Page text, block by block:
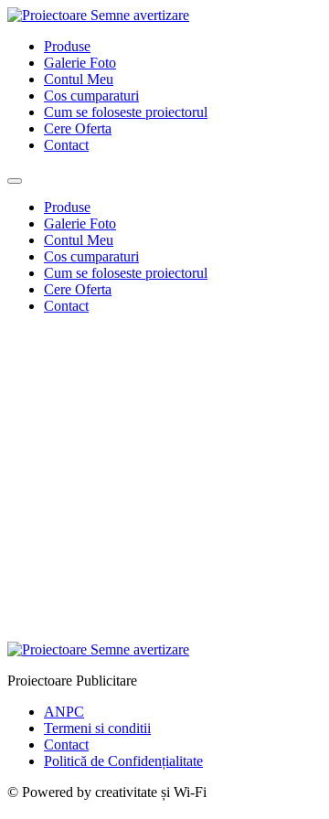
Sari
conținutProduse
Galerie Foto
Contul Meu
Cos cumparaturi
Cum se foloseste proiectorul
Cere Oferta
Contact
Produse
Galerie Foto
Contul Meu
Cos cumparaturi
Cum se foloseste proiectorul
Cere Oferta
Contact
Proiectoare Publicitare
ANPC
Termeni si conditii
Contact
Politică de Confidențialitate
© Powered by creativitate și Wi-Fi